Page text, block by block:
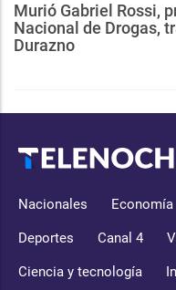
Murió Gabriel Rossi,
Nacional de Drogas,
Durazno
Nacionales Economía
Deportes Canal 4
Ciencia y tecnología